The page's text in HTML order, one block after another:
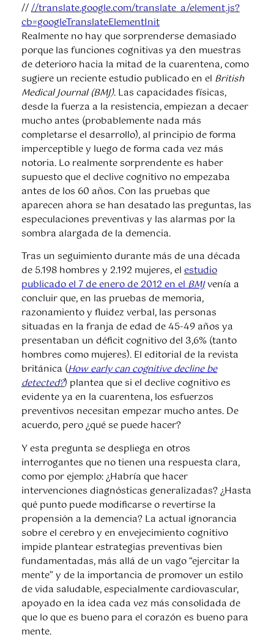
////translate.google.com/translate_a/element.js?
cb=googleTranslateElementInit
Realmente no hay que sorprenderse demasiado
porque las funciones cognitivas ya den muestras
de deterioro hacia la mitad de la cuarentena, como
sugiere un reciente estudio publicado en el British
Medical Journal (BMJ). Las capacidades físicas,
desde la fuerza a la resistencia, empiezan a decaer
mucho antes (probablemente nada más
completarse el desarrollo), al principio de forma
imperceptible y luego de forma cada vez más
notoria. Lo realmente sorprendente es haber
supuesto que el declive cognitivo no empezaba
antes de los 60 años. Con las pruebas que
aparecen ahora se han desatado las preguntas, las
especulaciones preventivas y las alarmas por la
sombra alargada de la demencia.
Tras un seguimiento durante más de una década
de 5.198 hombres y 2.192 mujeres, elestudio
publicado el 7 de enero de 2012 en elBMJvenía a
concluir que, en las pruebas de memoria,
razonamiento y fluidez verbal, las personas
situadas en la franja de edad de 45-49 años ya
presentaban un déficit cognitivo del 3,6% (tanto
hombres como mujeres). El editorial de la revista
británica (How early can cognitive decline be
detected?) plantea que si el declive cognitivo es
evidente ya en la cuarentena, los esfuerzos
preventivos necesitan empezar mucho antes. De
acuerdo, pero ¿qué se puede hacer?
Y esta pregunta se despliega en otros
interrogantes que no tienen una respuesta clara,
como por ejemplo: ¿Habría que hacer
intervenciones diagnósticas generalizadas? ¿Hasta
qué punto puede modificarse o revertirse la
propensión a la demencia? La actual ignorancia
sobre el cerebro y en envejecimiento cognitivo
impide plantear estrategias preventivas bien
fundamentadas, más allá de un vago “ejercitar la
mente” y de la importancia de promover un estilo
de vida saludable, especialmente cardiovascular,
apoyado en la idea cada vez más consolidada de
que lo que es bueno para el corazón es bueno para
mente.